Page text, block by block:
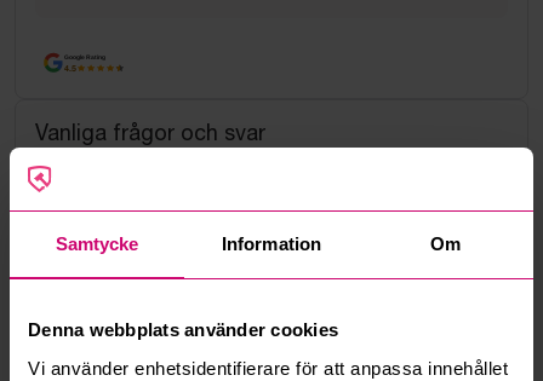
Samtycke Information Om
Denna webbplats använder cookies
Vi använder enhetsidentifierare för att anpassa innehållet
Google Rating
4.5
Vanliga frågor och svar
Hur fungerar manuella bud?
Vad innebär serviceavgift?
Hur fungerar maxbud?